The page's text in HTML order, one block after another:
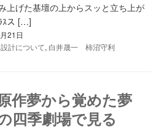
上げた基壇の上からスッと立ち上が
ｽス […]
21日
計について, 白井晟一 柿沼守利
作夢から覚めた夢
四季劇場で見る